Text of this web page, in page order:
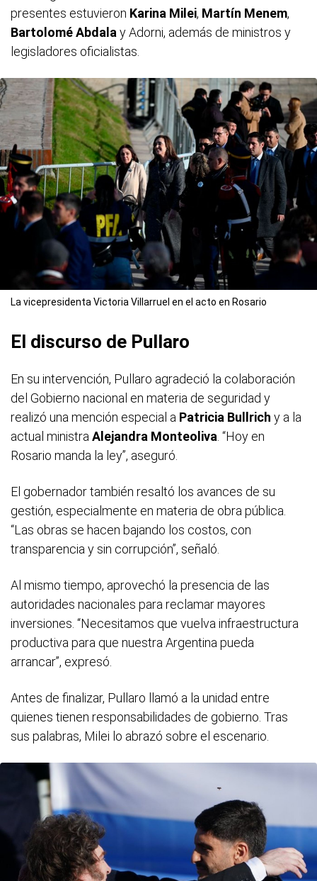
presentes estuvieron Karina Milei, Martín Menem,
Bartolomé Abdalay Adorni, además de ministros y
legisladores oficialistas.
La vicepresidenta Victoria Villarruel en el acto en Rosario
El discurso de Pullaro
En su intervención, Pullaro agradeció la colaboración
del Gobierno nacional en materia de seguridad y
realizó una mención especial a Patricia Bullrich y a la
actual ministra Alejandra Monteoliva . “Hoy en
Rosario manda la ley”, aseguró.
El gobernador también resaltó los avances de su
gestión, especialmente en materia de obra pública.
“Las obras se hacen bajando los costos, con
transparencia y sin corrupción”, señaló.
Al mismo tiempo, aprovechó la presencia de las
autoridades nacionales para reclamar mayores
inversiones. “Necesitamos que vuelva infraestructura
productiva para que nuestra Argentina pueda
arrancar”, expresó.
Antes de finalizar, Pullaro llamó a la unidad entre
quienes tienen responsabilidades de gobierno. Tras
sus palabras, Milei lo abrazó sobre el escenario.